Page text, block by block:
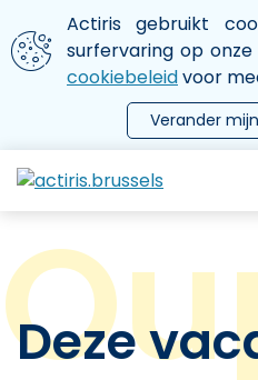
Aller au contenu principal
We gebruiken cookies
Actiris gebruikt
surfervaring op
cookiebeleidvoor
Verander
le menu
Deze